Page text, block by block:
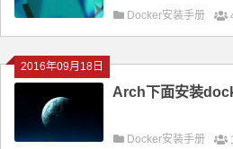
Docker安装手册
2016年09月18日
Arch下面安装
Docker安装手册